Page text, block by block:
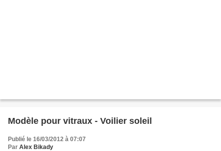
Modèle pour vitraux - Voilier soleil
Publié le 16/03/2012 à 07:07
Par Alex Bikady